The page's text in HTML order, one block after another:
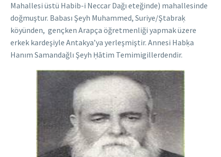
Mahallesi üstü Habib-i Neccar Dağı eteğinde) mahallesinde
doğmuştur. Babası Şeyh Muhammed, Suriye/Ştabraḳ
köyünden, gençken Arapça öğretmenliği yapmak üzere
erkek kardeşiyle Antakya’ya yerleşmiştir. Annesi Habḳa
Hanım Samandağlı Şeyh Ḥātim Temimigillerdendir.